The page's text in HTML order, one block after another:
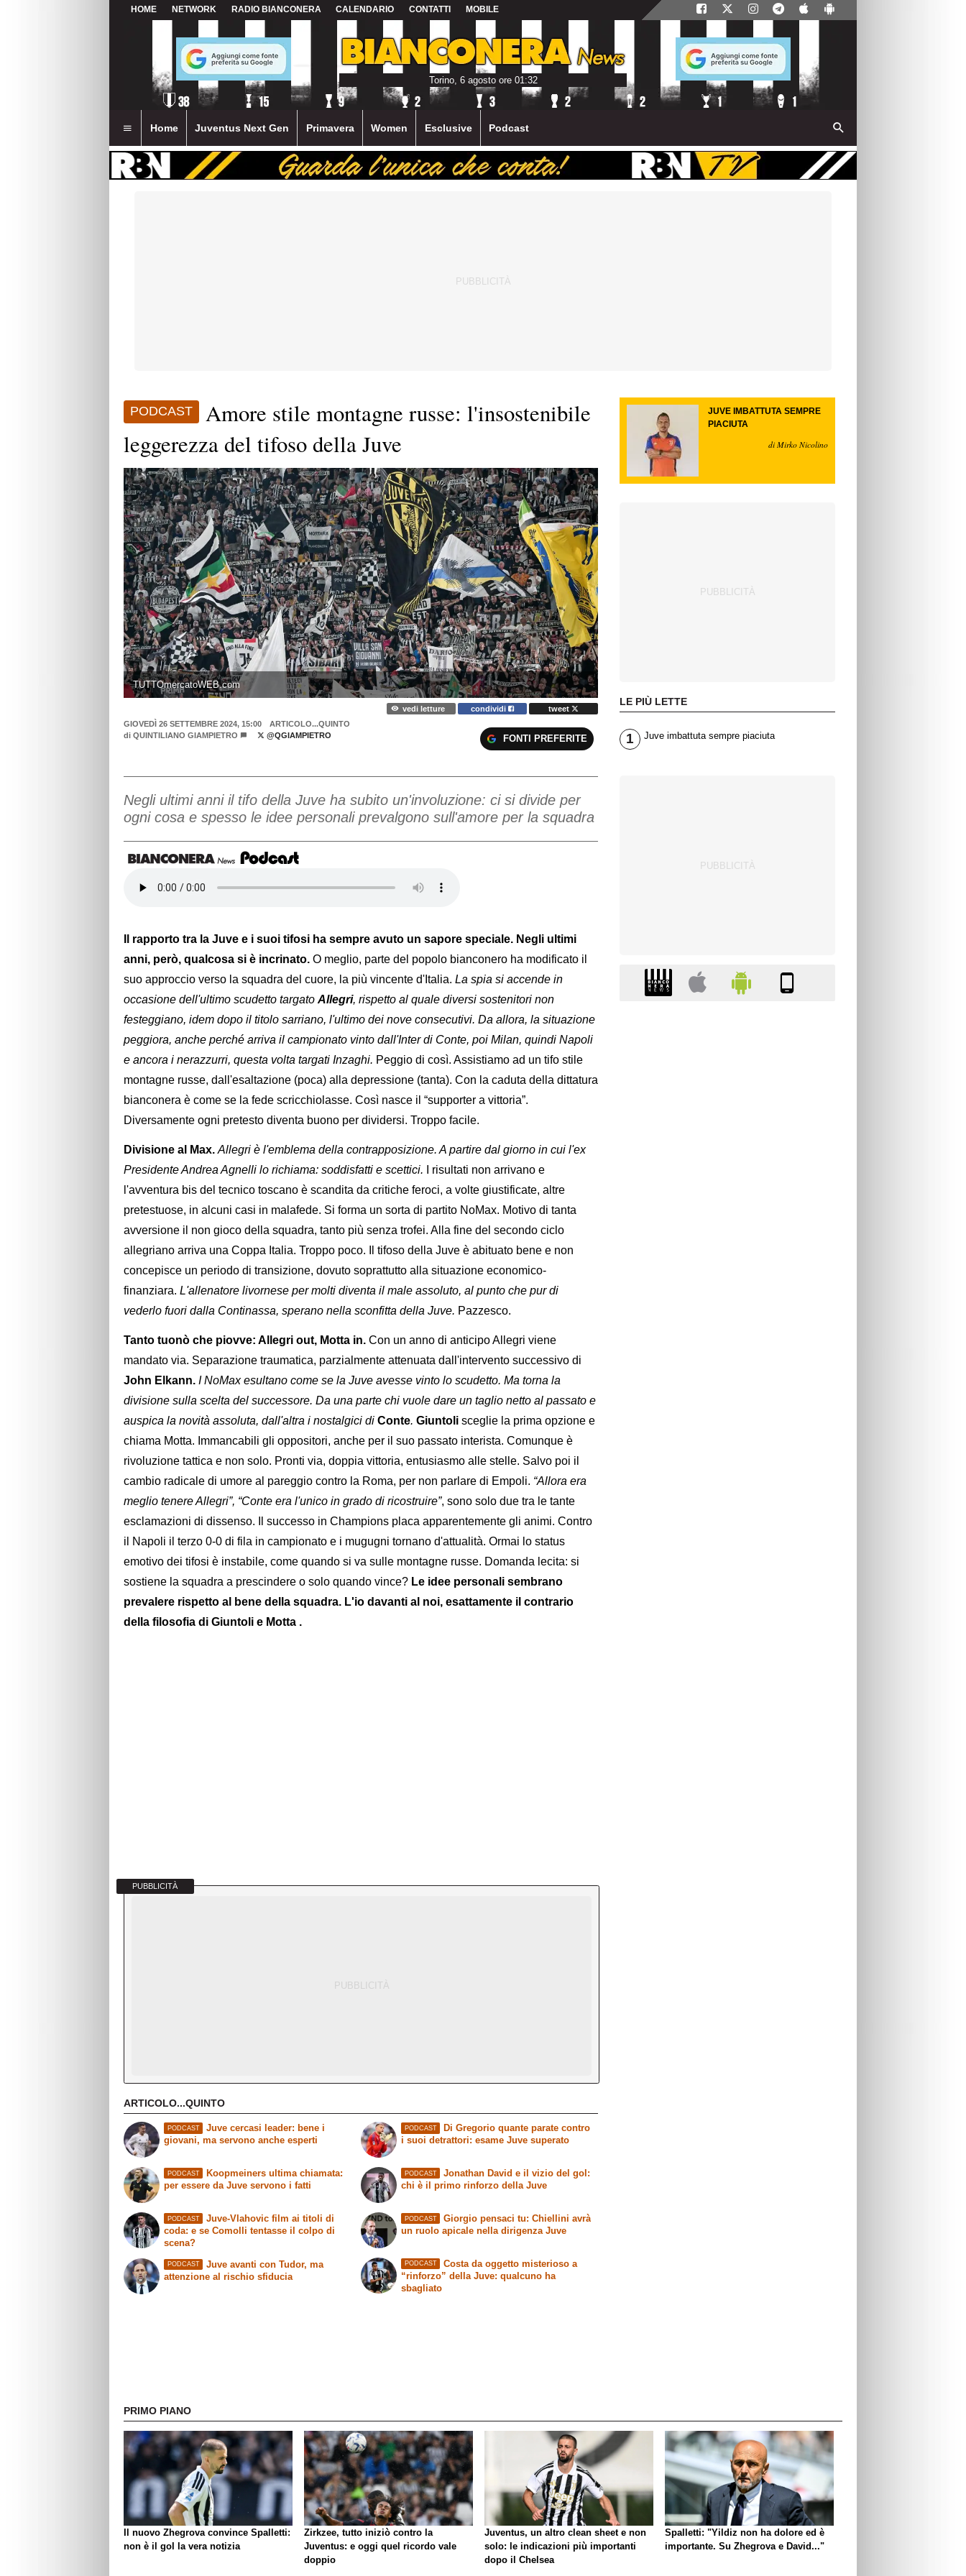
HOME NETWORK RADIO BIANCONERA CALENDARIO CONTATTI MOBILE
Torino, 6 agosto ore 01:32
Home Juventus Next Gen Primavera Women Esclusive Podcast
PODCAST
Amore stile montagne russe: l'insostenibile
leggerezza del tifoso della Juve
TUTTOmercatoWEB.com
vedi letture condividi
tweet
GIOVEDÌ 26 SETTEMBRE 2024, 15:00
ARTICOLO...QUINTO
di QUINTILIANO GIAMPIETRO @QGIAMPIETRO FONTI PREFERITE
Negli ultimi anni il tifo della Juve ha subito un'involuzione: ci si divide per
ogni cosa e spesso le idee personali prevalgono sull'amore per la squadra
Il rapporto tra la Juve e i suoi tifosi ha sempre avuto un sapore speciale. Negli ultimi
anni, però, qualcosa si è incrinato. O meglio, parte del popolo bianconero ha modificato il
suo approccio verso la squadra del cuore, la più vincente d'Italia. La spia si accende in
occasione dell'ultimo scudetto targato Allegri, rispetto al quale diversi sostenitori non
festeggiano, idem dopo il titolo sarriano, l'ultimo dei nove consecutivi. Da allora, la situazione
peggiora, anche perché arriva il campionato vinto dall'Inter di Conte, poi Milan, quindi Napoli
e ancora i nerazzurri, questa volta targati Inzaghi. Peggio di così. Assistiamo ad un tifo stile
montagne russe, dall'esaltazione (poca) alla depressione (tanta). Con la caduta della dittatura
bianconera è come se la fede scricchiolasse. Così nasce il “supporter a vittoria”.
Diversamente ogni pretesto diventa buono per dividersi. Troppo facile.
Divisione al Max. Allegri è l'emblema della contrapposizione. A partire dal giorno in cui l'ex
Presidente Andrea Agnelli lo richiama: soddisfatti e scettici. I risultati non arrivano e
l'avventura bis del tecnico toscano è scandita da critiche feroci, a volte giustificate, altre
pretestuose, in alcuni casi in malafede. Si forma un sorta di partito NoMax. Motivo di tanta
avversione il non gioco della squadra, tanto più senza trofei. Alla fine del secondo ciclo
allegriano arriva una Coppa Italia. Troppo poco. Il tifoso della Juve è abituato bene e non
concepisce un periodo di transizione, dovuto soprattutto alla situazione economico-
finanziara. L'allenatore livornese per molti diventa il male assoluto, al punto che pur di
vederlo fuori dalla Continassa, sperano nella sconfitta della Juve. Pazzesco.
Tanto tuonò che piovve: Allegri out, Motta in. Con un anno di anticipo Allegri viene
mandato via. Separazione traumatica, parzialmente attenuata dall'intervento successivo di
John Elkann. I NoMax esultano come se la Juve avesse vinto lo scudetto. Ma torna la
divisione sulla scelta del successore. Da una parte chi vuole dare un taglio netto al passato e
auspica la novità assoluta, dall'altra i nostalgici di Conte. Giuntoli sceglie la prima opzione e
chiama Motta. Immancabili gli oppositori, anche per il suo passato interista. Comunque è
rivoluzione tattica e non solo. Pronti via, doppia vittoria, entusiasmo alle stelle. Salvo poi il
cambio radicale di umore al pareggio contro la Roma, per non parlare di Empoli. “Allora era
meglio tenere Allegri”, “Conte era l'unico in grado di ricostruire”, sono solo due tra le tante
esclamazioni di dissenso. Il successo in Champions placa apparentemente gli animi. Contro
il Napoli il terzo 0-0 di fila in campionato e i mugugni tornano d'attualità. Ormai lo status
emotivo dei tifosi è instabile, come quando si va sulle montagne russe. Domanda lecita: si
sostiene la squadra a prescindere o solo quando vince? Le idee personali sembrano
prevalere rispetto al bene della squadra. L'io davanti al noi, esattamente il contrario
della filosofia di Giuntoli e Motta .
PUBBLICITÀ
ARTICOLO...QUINTO
PODCAST
Juve cercasi leader: bene i
giovani, ma servono anche esperti
PODCAST
Koopmeiners ultima chiamata:
per essere da Juve servono i fatti
PODCAST
Di Gregorio quante parate contro
i suoi detrattori: esame Juve superato
PODCAST
Jonathan David e il vizio del gol:
chi è il primo rinforzo della Juve
PODCAST
Juve-Vlahovic film ai titoli di
coda: e se Comolli tentasse il colpo di
scena?
PODCAST
Juve avanti con Tudor, ma
attenzione al rischio sfiducia
PODCAST
Giorgio pensaci tu: Chiellini avrà
un ruolo apicale nella dirigenza Juve
PODCAST
Costa da oggetto misterioso a
“rinforzo” della Juve: qualcuno ha
sbagliato
JUVE IMBATTUTA SEMPRE
PIACIUTA
di Mirko Nicolino
LE PIÙ LETTE
1 Juve imbattuta sempre piaciuta
PRIMO PIANO
Il nuovo Zhegrova convince Spalletti:
non è il gol la vera notizia
Zirkzee, tutto iniziò contro la
Juventus: e oggi quel ricordo vale
doppio
Juventus, un altro clean sheet e non
solo: le indicazioni più importanti
dopo il Chelsea
Spalletti: "Yildiz non ha dolore ed è
importante. Su Zhegrova e David..."